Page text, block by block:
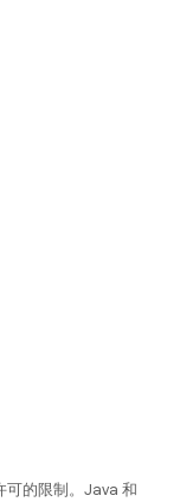
可的限制。Java 和